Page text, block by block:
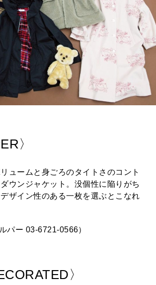
〉
ュームと身ごろのタイトさのコント
ウンジャケット。没個性に陥りがち
ザイン性のある一枚を選ぶとこなれ
パー 03-6721-0566）
〉